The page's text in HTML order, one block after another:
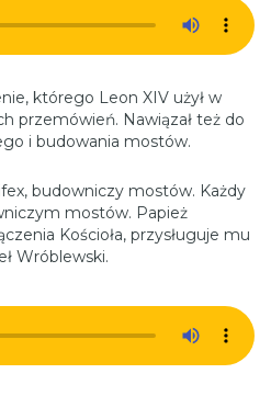
którego Leon XIV użył w
przemówień. Nawiązał też do
i budowania mostów.
budowniczy mostów. Każdy
mostów. Papież
Kościoła, przysługuje mu
Wróblewski.